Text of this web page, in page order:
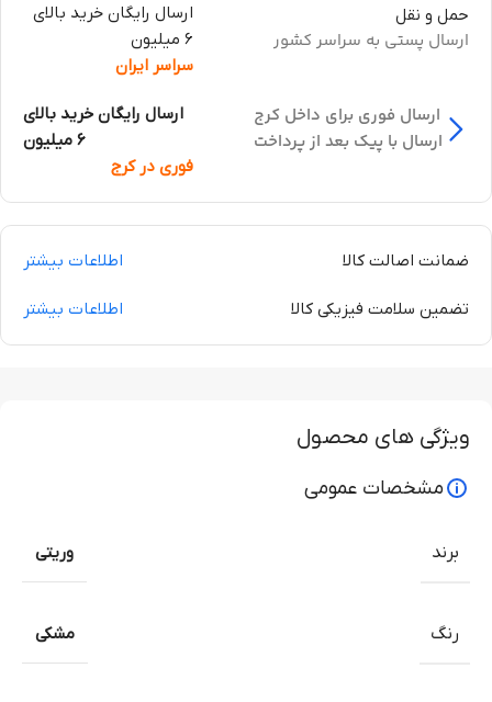
حمل و نقل
ارسال پستی به سراسر کشور
ارسال رایگان خرید بالای
6 میلیون
سراسر ایران
ارسال فوری برای داخل کرج
ارسال با پیک بعد از پرداخت
ارسال رایگان خرید بالای
6 میلیون
فوری در کرج
ضمانت اصالت کالا اطلاعات بیشتر
تضمین سلامت فیزیکی کالا اطلاعات بیشتر
ویژگی های محصول
مشخصات عمومی
برند وریتی
رنگ مشکی